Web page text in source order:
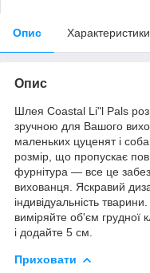
Опис Характеристики
Опис
Шлея Coastal Li"l Pals
зручною для Вашого
маленьких цуценят і
розмір, що пропускає
фурнітура — все це
вихованця. Яскравий
індивідуальність
виміряйте об'єм грудної
і додайте 5 см.
Приховати